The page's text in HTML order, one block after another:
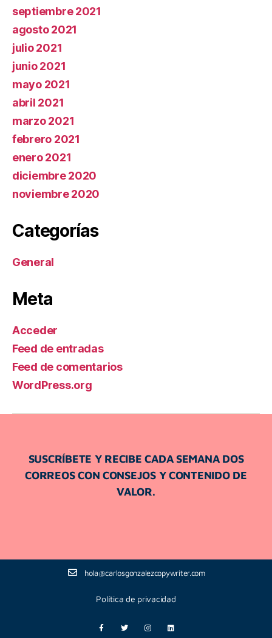
septiembre 2021
agosto 2021
julio 2021
junio 2021
mayo 2021
abril 2021
marzo 2021
febrero 2021
enero 2021
diciembre 2020
noviembre 2020
Categorías
General
Meta
Acceder
Feed de entradas
Feed de comentarios
WordPress.org
SUSCRÍBETE Y RECIBE CADA SEMANA DOS
CORREOS CON CONSEJOS Y CONTENIDO DE
VALOR.
hola@carlosgonzalezcopywriter.com
Política de privacidad